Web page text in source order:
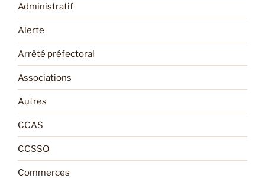
Administratif
Alerte
Arrêté préfectoral
Associations
Autres
CCAS
CCSSO
Commerces